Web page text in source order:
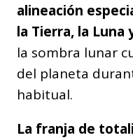
alineación
la Tierra, la Luna
la sombra lunar
del planeta
habitual.
La franja de